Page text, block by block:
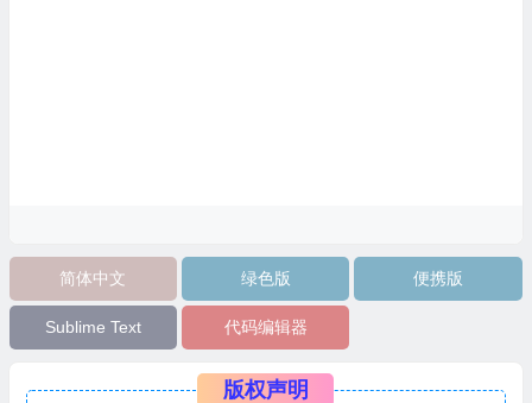
简体中文 绿色版 便携版
Sublime Text 代码编辑器
版权声明